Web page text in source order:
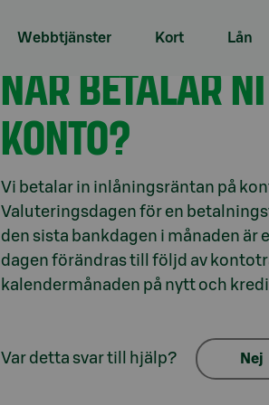
Webbtjänster Kort Lån
Allmänt om våra konton
NÄR BETALAR
KONTO?
Vi betalar in inlåningsräntan på
Valuteringsdagen för en
den sista bankdagen i månaden är
dagen förändras till följd av
kalendermånaden på nytt och
Var detta svar till hjälp? Nej